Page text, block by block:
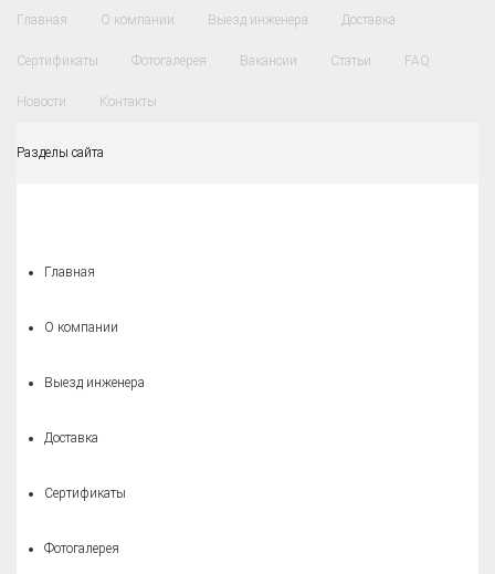
Главная О компании Выезд инженера Доставка
Сертификаты Фотогалерея Вакансии Статьи FAQ
Новости Контакты
Разделы сайта
Главная
О компании
Выезд инженера
Доставка
Сертификаты
Фотогалерея